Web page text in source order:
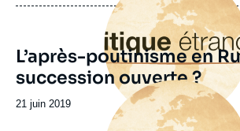
L’après-poutinisme en
succession ouverte ?
Date
21 juin 2019
Image
principale